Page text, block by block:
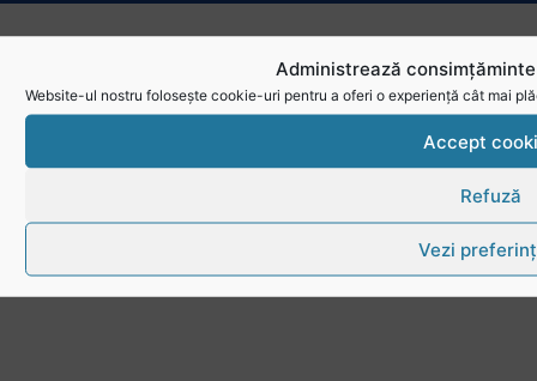
Administrează
Website-ul nostru folosește cookie-uri pentru a oferi o experiență cât mai
Accept
Refuză
Vezi